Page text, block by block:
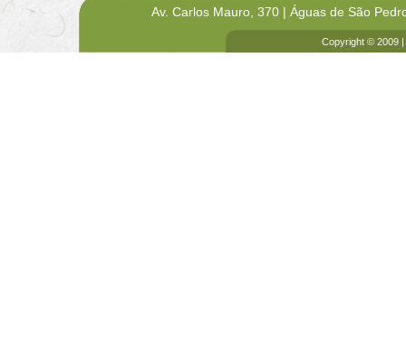
Av. Carlos Mauro, 370 | Águas de São
Copyright © 2009